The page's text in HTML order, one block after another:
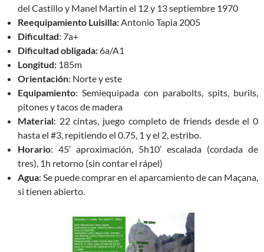
del Castillo y Manel Martín el 12 y 13 septiembre 1970
Reequipamiento Luisilla:Antonio Tapia 2005
Dificultad: 7a+
Dificultad obligada:6a/A1
Longitud: 185m
Orientación: Norte y este
Equipamiento: Semiequipada con parabolts, spits, burils,
pitones y tacos de madera
Material: 22 cintas, juego completo de friends desde el 0
hasta el #3, repitiendo el 0.75, 1 y el 2, estribo.
Horario: 45’ aproximación, 5h10’ escalada (cordada de
tres), 1h retorno (sin contar el rápel)
Agua: Se puede comprar en el aparcamiento de can Maçana,
si tienen abierto.